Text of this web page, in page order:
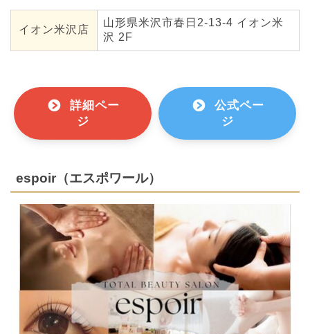
イオン米沢店
山形県米沢市春日2-13-4 イオン米
沢 2F
詳細ペー
ジ
公式ペー
ジ
espoir（エスポワール）